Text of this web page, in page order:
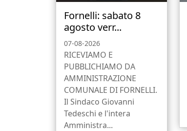
Fornelli: sabato 8
agosto verr...
07-08-2026
RICEVIAMO E
PUBBLICHIAMO DA
AMMINISTRAZIONE
COMUNALE DI FORNELLI.
Il Sindaco Giovanni
Tedeschi e l'intera
Amministra...